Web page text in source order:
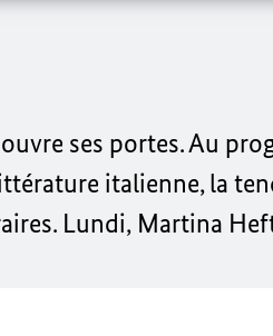
ses portes. Au
italienne, la
Lundi, Martina